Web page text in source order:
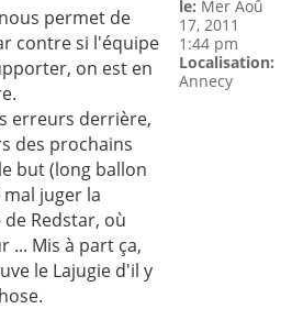
permet de
contre si l'équipe
on est en
erreurs derrière,
des prochains
but (long ballon
juger la
Redstar, où
... Mis à part ça,
le Lajugie d'il y
le: Mer Aoû
17, 2011
1:44 pm
Localisation:
Annecy